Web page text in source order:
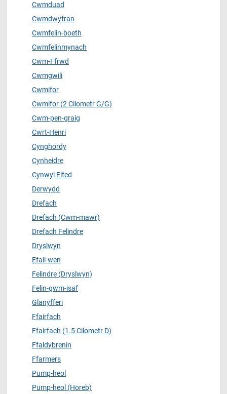
Cwmduad
Cwmdwyfran
Cwmfelin-boeth
Cwmfelinmynach
Cwm-Ffrwd
Cwmgwili
Cwmifor
Cwmifor (2 Cilometr G/G)
Cwm-pen-graig
Cwrt-Henri
Cynghordy
Cynheidre
Cynwyl Elfed
Derwydd
Drefach
Drefach (Cwm-mawr)
Drefach Felindre
Dryslwyn
Efail-wen
Felindre (Dryslwyn)
Felin-gwm-isaf
Glanyfferi
Ffairfach
Ffairfach (1.5 Cilometr D)
Ffaldybrenin
Ffarmers
Pump-heol
Pump-heol (Horeb)